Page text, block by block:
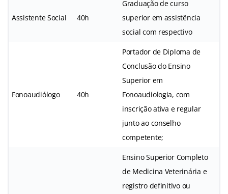
Assistente Social 40h
Graduação de curso
superior em assistência
social com respectivo
Fonoaudiólogo 40h
Portador de Diploma de
Conclusão do Ensino
Superior em
Fonoaudiologia, com
inscrição ativa e regular
junto ao conselho
competente;
Ensino Superior Completo
de Medicina Veterinária e
registro definitivo ou